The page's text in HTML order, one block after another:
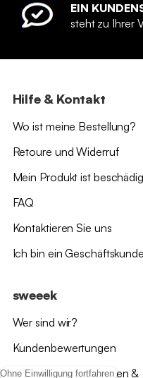
Ohne Einwilligung fortfahren
EIN
steht zu Ihrer
Hilfe & Kontakt
Wo ist meine Bestellung?
Retoure und Widerruf
Mein Produkt ist
FAQ
Kontaktieren Sie uns
Ich bin ein Geschäftskunde
sweeek
Wer sind wir?
Kundenbewertungen
*Angebotsbedingungen &